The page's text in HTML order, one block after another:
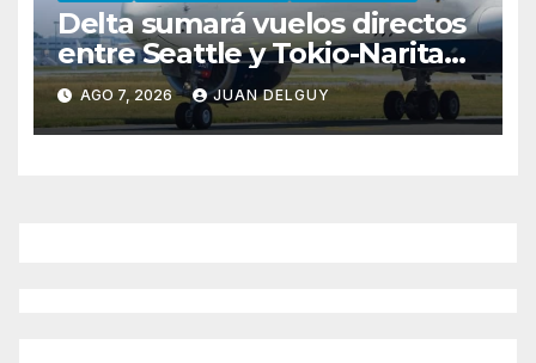
Delta sumará vuelos directos
entre Seattle y Tokio-Narita
desde marzo de 2027
AGO 7, 2026 JUAN DELGUY